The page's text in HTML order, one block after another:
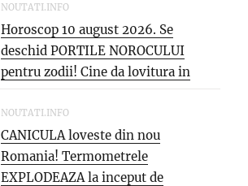
NOUTATI.INFO
Horoscop 10 august 2026. Se
deschid PORTILE NOROCULUI
pentru zodii! Cine da lovitura in
cariera...
NOUTATI.INFO
CANICULA loveste din nou
Romania! Termometrele
EXPLODEAZA la inceput de